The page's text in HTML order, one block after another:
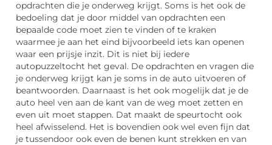
opdrachten die je onderweg krijgt. Soms is het ook de
bedoeling dat je door middel van opdrachten een
bepaalde code moet zien te vinden of te kraken
waarmee je aan het eind bijvoorbeeld iets kan openen
waar een prijsje inzit. Dit is niet bij iedere
autopuzzeltocht het geval. De opdrachten en vragen die
je onderweg krijgt kan je soms in de auto uitvoeren of
beantwoorden. Daarnaast is het ook mogelijk dat je de
auto heel ven aan de kant van de weg moet zetten en
even uit moet stappen. Dat maakt de speurtocht ook
heel afwisselend. Het is bovendien ook wel even fijn dat
je tussendoor ook even de benen kunt strekken en van